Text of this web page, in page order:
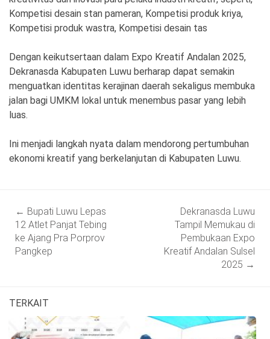
Kompetisi desain stan pameran, Kompetisi produk kriya,
Kompetisi produk wastra, Kompetisi desain tas
Dengan keikutsertaan dalam Expo Kreatif Andalan 2025,
Dekranasda Kabupaten Luwu berharap dapat semakin
menguatkan identitas kerajinan daerah sekaligus membuka
jalan bagi UMKM lokal untuk menembus pasar yang lebih
luas.
Ini menjadi langkah nyata dalam mendorong pertumbuhan
ekonomi kreatif yang berkelanjutan di Kabupaten Luwu.
navigation
← Bupati Luwu Lepas
12 Atlet Panjat Tebing
ke Ajang Pra Porprov
Pangkep
Dekranasda Luwu
Tampil Memukau di
Pembukaan Expo
Kreatif Andalan Sulsel
2025 →
TERKAIT